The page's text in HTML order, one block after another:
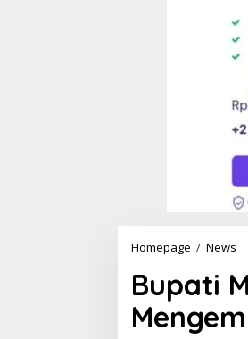
Homepage / News
p
a
t
Bupati